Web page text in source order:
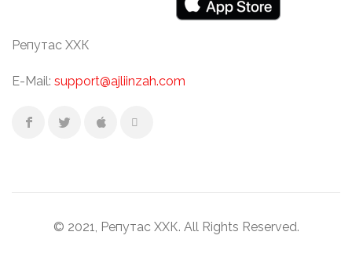
Репутас ХХК
E-Mail: support@ajliinzah.com
© 2021, Репутас ХХК. All Rights Reserved.